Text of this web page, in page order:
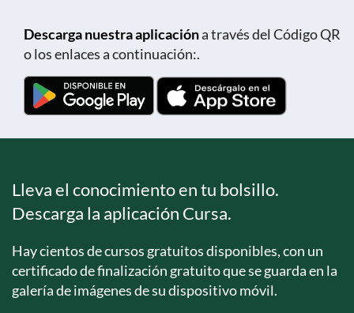
Descarga nuestra aplicacióna través del Código QR
o los enlaces a continuación:.
Lleva el conocimiento en tu bolsillo.
Descarga la aplicación Cursa.
Hay cientos de cursos gratuitos disponibles, con un
certificado de finalización gratuito que se guarda en la
galería de imágenes de su dispositivo móvil.